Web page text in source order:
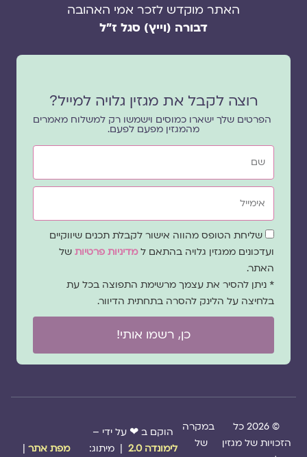
האתר מוקדש לזכר אמי האהובה
דבורה (וייץ) סגל ז"ל
רוצה לקבל את מגזין גלויה למייל?
הפרטים שלך ישארו כמוסים וישמשו רק למשלוח מאמרים
מהמגזין מפעם לפעם.
שם
אימייל
שדה
הסכמה
שליחת הטופס מהווה אישור לקבלת תכנים שיווקיים
ועדכונים ממגזין גלויה בהתאם ל מדיניות פרטיותשל
האתר.
* ניתן להסיר את עצמך מרשימת התפוצה בכל עת
בלחיצה על הלינק להסרה בתחתית הדיוור.
כן, רשמו אותי!
© 2026 כל
הזכויות של מגזין
במקרה
של
הוקם ב ❤ על ידי –
לימונדה 2.0
| מיתוג: מפת אתר|